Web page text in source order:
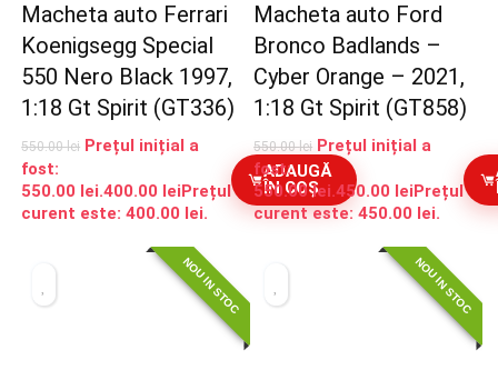
Macheta auto Ferrari
Koenigsegg Special
550 Nero Black 1997,
1:18 Gt Spirit (GT336)
550.00lei Prețul inițial a
fost:
550.00 lei.400.00 leiPrețul
curent este: 400.00 lei.
ADAUGĂ
ÎN COȘ
Macheta auto Ford
Bronco Badlands –
Cyber Orange – 2021,
1:18 Gt Spirit (GT858)
550.00lei Prețul inițial a
fost:
550.00 lei.450.00 leiPrețul
curent este: 450.00 lei.
NOU IN STOC NOU IN STOC